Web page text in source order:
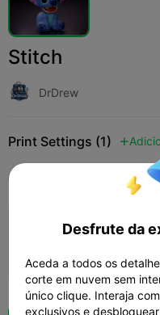
Stitch
DrDrew
Print Settings (1) 
K2 Plus
0.2mm
Desfrute da
Aceda a todos os
corte em nuvem sem
único clique. Interaja
exclusivos e